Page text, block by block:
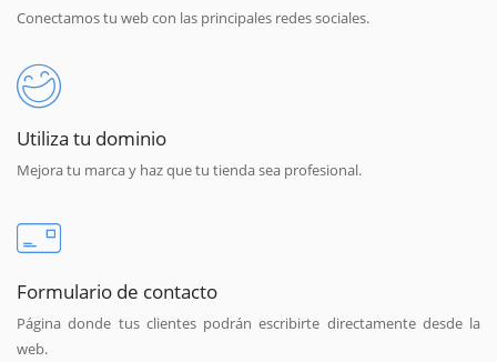
Conectamos tu web con las principales redes sociales.
Utiliza tu dominio
Mejora tu marca y haz que tu tienda sea profesional.
Formulario de contacto
Página donde tus clientes podrán escribirte directamente desde la
web.